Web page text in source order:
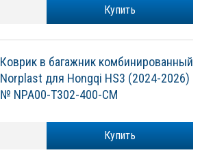
Купить
Коврик в багажник комбинированный
Norplast для Hongqi HS3 (2024-2026)
№ NPA00-T302-400-CM
Купить